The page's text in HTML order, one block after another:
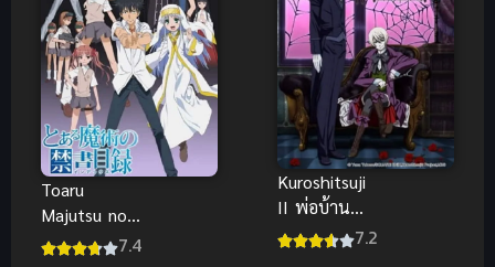
Toaru
Majutsu no
Index อินเด็ก
7.4
Kuroshitsuji
II พ่อบ้าน
ปีศาจ ภาค 2
7.2